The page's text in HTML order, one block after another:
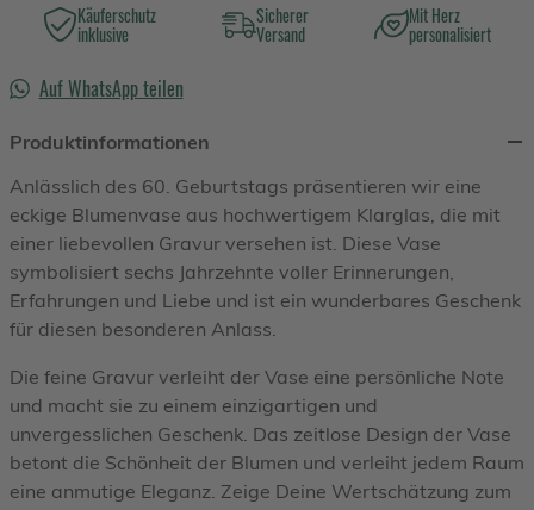
Käuferschutz
inklusive
Sicherer
Versand
Mit Herz
personalisiert
Auf WhatsApp teilen
Produktinformationen
Anlässlich des 60. Geburtstags präsentieren wir eine
eckige Blumenvase aus hochwertigem Klarglas, die mit
einer liebevollen Gravur versehen ist. Diese Vase
symbolisiert sechs Jahrzehnte voller Erinnerungen,
Erfahrungen und Liebe und ist ein wunderbares Geschenk
für diesen besonderen Anlass.
Die feine Gravur verleiht der Vase eine persönliche Note
und macht sie zu einem einzigartigen und
unvergesslichen Geschenk. Das zeitlose Design der Vase
betont die Schönheit der Blumen und verleiht jedem Raum
eine anmutige Eleganz. Zeige Deine Wertschätzung zum